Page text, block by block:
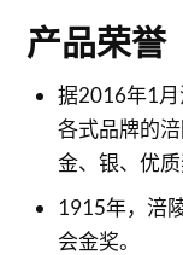
产品荣誉
据2016年1月
各式品牌的
金、银、优质
1915年，涪
会金奖。